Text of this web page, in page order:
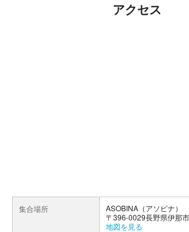
アクセス
集合場所
ASOBINA（アソビナ）
〒396-0029長野県伊那
地図を見る